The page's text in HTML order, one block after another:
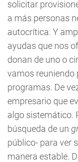
solicitar
a más personas
autocrítica. Y
ayudas que nos
donan de uno o
vamos reuniendo
programas. De
empresario que
algo sistemático.
búsqueda de un
público- para ver
manera estable.